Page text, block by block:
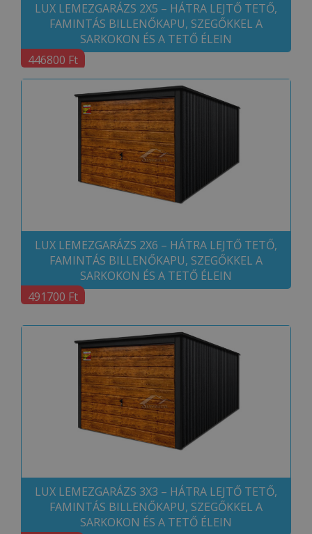
LUX LEMEZGARÁZS 2X5 – HÁTRA LEJTŐ TETŐ,
FAMINTÁS BILLENŐKAPU, SZEGŐKKEL A
SARKOKON ÉS A TETŐ ÉLEIN
446800 Ft
LUX LEMEZGARÁZS 2X6 – HÁTRA LEJTŐ TETŐ,
FAMINTÁS BILLENŐKAPU, SZEGŐKKEL A
SARKOKON ÉS A TETŐ ÉLEIN
491700 Ft
LUX LEMEZGARÁZS 3X3 – HÁTRA LEJTŐ TETŐ,
FAMINTÁS BILLENŐKAPU, SZEGŐKKEL A
SARKOKON ÉS A TETŐ ÉLEIN